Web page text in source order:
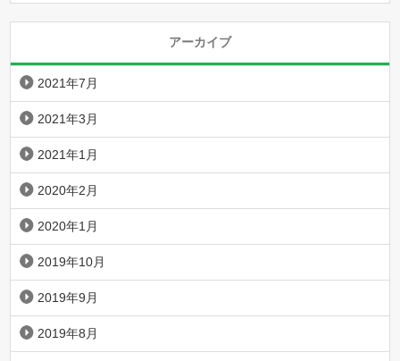
アーカイブ
2021年7月
2021年3月
2021年1月
2020年2月
2020年1月
2019年10月
2019年9月
2019年8月